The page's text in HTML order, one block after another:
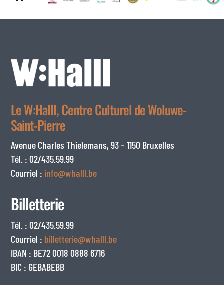
Le W:Halll, Centre Culturel de Woluwe-
Saint-Pierre
Avenue Charles Thielemans, 93 – 1150 Bruxelles
Tél. : 02/435.59.99
Courriel : info@whalll.be
Billetterie
Tél. : 02/435.59.99
Courriel : billetterie@whalll.be
IBAN : BE72 0018 0888 6716
BIC : GEBABEBB